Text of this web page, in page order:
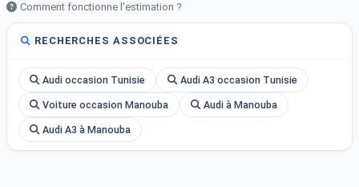
Comment fonctionne l'estimation ?
RECHERCHES ASSOCIÉES
Audi occasion Tunisie Audi A3 occasion Tunisie
Voiture occasion Manouba Audi à Manouba
Audi A3 à Manouba